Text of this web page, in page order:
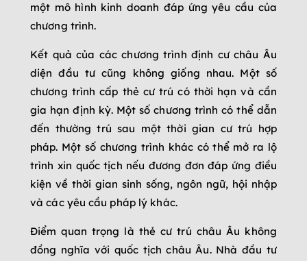
một mô hình kinh doanh đáp ứng yêu cầu của
chương trình.
Kết quả của các chương trình định cư châu Âu
diện đầu tư cũng không giống nhau. Một số
chương trình cấp thẻ cư trú có thời hạn và cần
gia hạn định kỳ. Một số chương trình có thể dẫn
đến thường trú sau một thời gian cư trú hợp
pháp. Một số chương trình khác có thể mở ra lộ
trình xin quốc tịch nếu đương đơn đáp ứng điều
kiện về thời gian sinh sống, ngôn ngữ, hội nhập
và các yêu cầu pháp lý khác.
Điểm quan trọng là thẻ cư trú châu Âu không
đồng nghĩa với quốc tịch châu Âu. Nhà đầu tư